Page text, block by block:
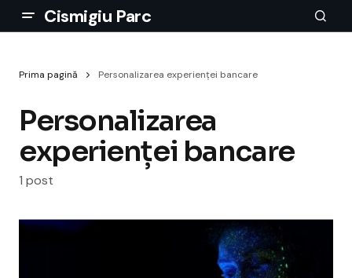
Cismigiu Parc
Prima pagină Personalizarea experienței bancare
Personalizarea
experienței bancare
1 post